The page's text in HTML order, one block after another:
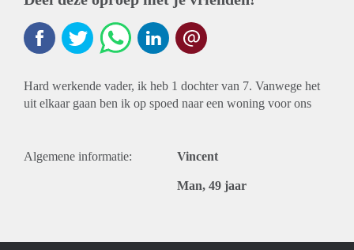
Hard werkende vader, ik heb 1 dochter van 7. Vanwege het
uit elkaar gaan ben ik op spoed naar een woning voor ons
Algemene informatie: Vincent
Man, 49 jaar